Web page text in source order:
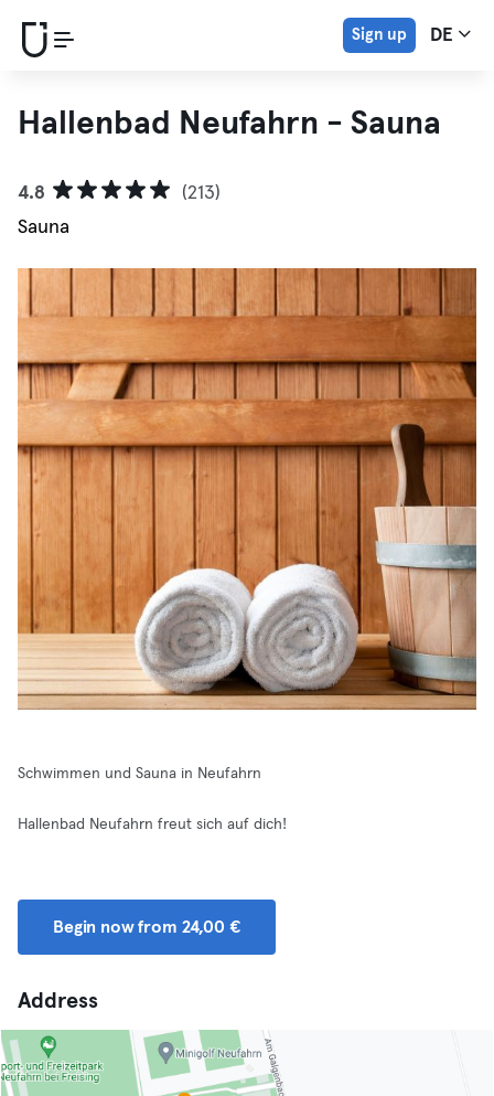
Sign up DE
Hallenbad Neufahrn - Sauna
4.8
(213)
Sauna
Schwimmen und Sauna in Neufahrn
Hallenbad Neufahrn freut sich auf dich!
Begin now from 24,00 €
Address